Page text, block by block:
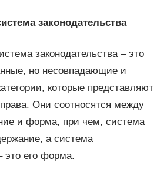
законодательства
законодательства – это
но несовпадающие и
которые представляют
Они соотносятся между
и форма, при чем, система
а система
это его форма.